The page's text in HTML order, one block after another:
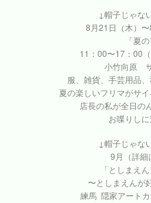
↓帽子じゃな
8月21日（木）〜
「夏
11：00〜17：00
小竹向原
服、雑貨、手芸用品
夏の楽しいフリマがサ
店長の私が全日の
お喋りし
↓帽子じゃな
9月（詳細
「としまえ
〜としまえんが
練馬 隠家アート